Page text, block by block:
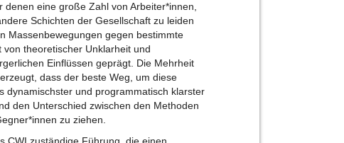
eine große Zahl von Arbeiter*innen,
Schichten der Gesellschaft zu leiden
Massenbewegungen gegen bestimmte
theoretischer Unklarheit und
Einflüssen geprägt. Die Mehrheit
dass der beste Weg, um diese
dynamischster und programmatisch klarster
den Unterschied zwischen den Methoden
zu ziehen.